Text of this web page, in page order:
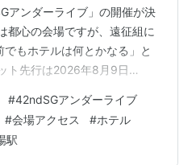
アンダーライブ」の開催が決
都心の会場ですが、遠征組に
もホテルは何とかなる」と
ト先行は2026年8月9日
から埋まっていく可能性が
する可能性があるなら、今
金不可の交通を急いで確定
#42ndSGアンダーライブ
#会場アクセス #ホテル
駅